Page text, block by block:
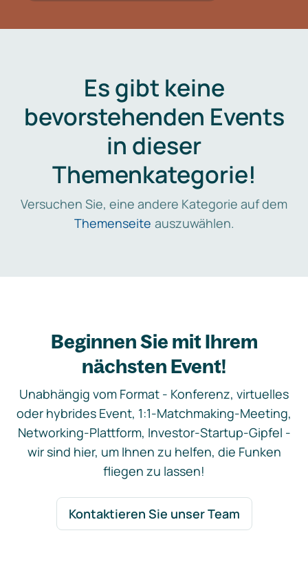
Es gibt keine
bevorstehenden Events
in dieser
Themenkategorie!
Versuchen Sie, eine andere Kategorie auf dem
Themenseite auszuwählen.
Beginnen Sie mit Ihrem
nächsten Event!
Unabhängig vom Format - Konferenz, virtuelles
oder hybrides Event, 1:1-Matchmaking-Meeting,
Networking-Plattform, Investor-Startup-Gipfel -
wir sind hier, um Ihnen zu helfen, die Funken
fliegen zu lassen!
Kontaktieren Sie unser Team